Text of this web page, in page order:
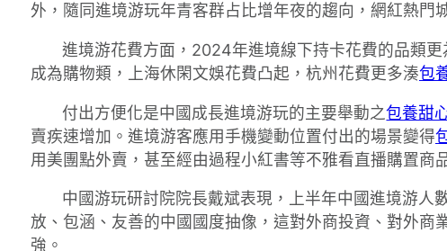
外，隨同進境游玩年青客群占比增年夜的趨向，網紅熱門
進境游花費方面，2024年進境線下持卡花費的品類
成為購物類，上海休閑文娛花費凸起，杭州花費更多湊包
付出方便化是中國成長進境游玩的主要舉動之包養甜
賣疾速增加。進境游客應用手機變動位置付出的場景變得
用美團點外賣，甚至經由過程小紅書等不雅看直播購置商
中國游玩研討院院長戴斌表現，上半年中國進境游人
放、包涵、友善的中國國度抽像，這對外商投資、對外
強。